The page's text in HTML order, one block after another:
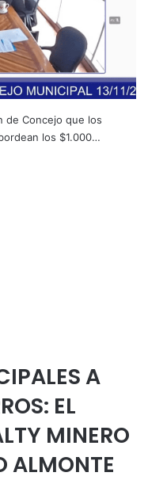
de Concejo que los
los $1.000…
A
EL
MINERO
ALMONTE